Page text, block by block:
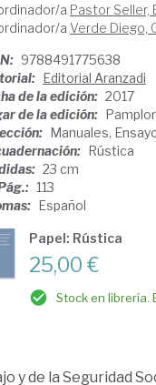
a Pastor Seller,
a Verde Diego,
9788491775638
Editorial Aranzadi
de la edición: 2017
de la edición:
Manuales,
Rústica
23 cm
113
Español
Papel: Rústica
25,00 €
Stock en librería.
y de la Seguridad